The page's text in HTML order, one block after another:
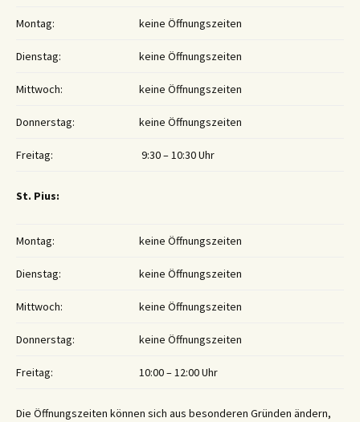
Montag: keine Öffnungszeiten
Dienstag: keine Öffnungszeiten
Mittwoch: keine Öffnungszeiten
Donnerstag: keine Öffnungszeiten
Freitag: 9:30 – 10:30 Uhr
St. Pius:
Montag: keine Öffnungszeiten
Dienstag: keine Öffnungszeiten
Mittwoch: keine Öffnungszeiten
Donnerstag: keine Öffnungszeiten
Freitag: 10:00 – 12:00 Uhr
Die Öffnungszeiten können sich aus besonderen Gründen ändern,